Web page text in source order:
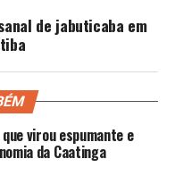
de jabuticaba em
virou espumante e
da Caatinga